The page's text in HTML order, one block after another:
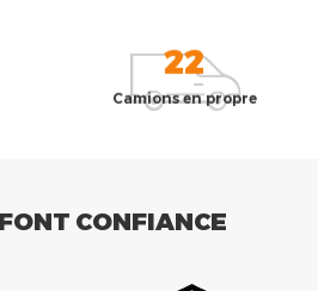
22
Camions en propre
CONFIANCE